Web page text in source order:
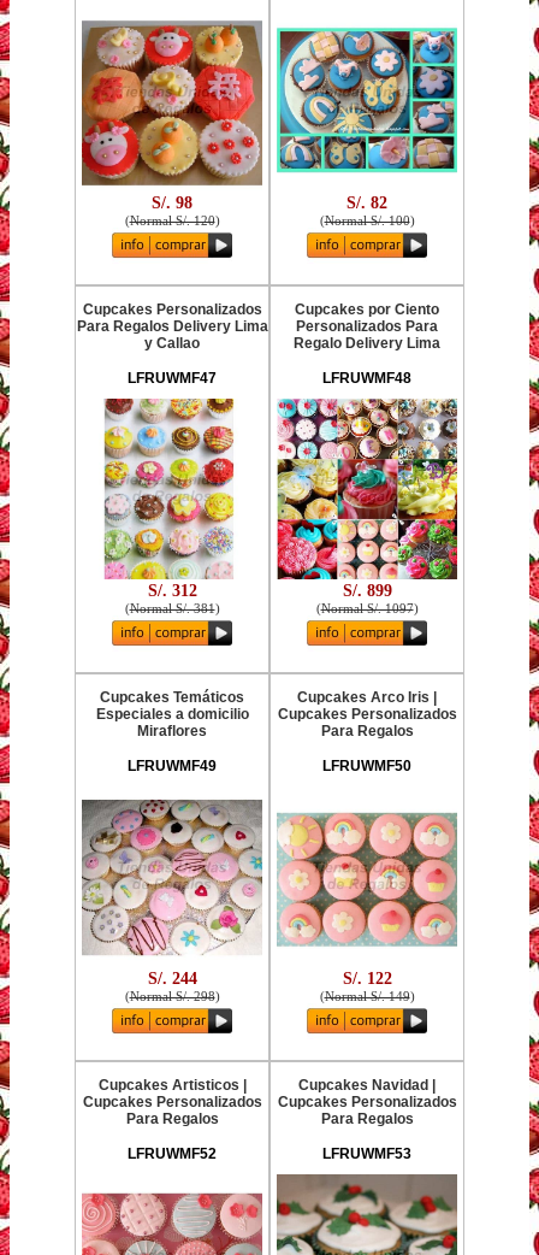
S/. 98
(Normal S/. 120)
S/. 82
(Normal S/. 100)
Cupcakes Personalizados
Para Regalos Delivery Lima
y Callao
LFRUWMF47
S/. 312
(Normal S/. 381)
Cupcakes por Ciento
Personalizados Para
Regalo Delivery Lima
LFRUWMF48
S/. 899
(Normal S/. 1097)
Cupcakes Temáticos
Especiales a domicilio
Miraflores
LFRUWMF49
S/. 244
(Normal S/. 298)
Cupcakes Arco Iris |
Cupcakes Personalizados
Para Regalos
LFRUWMF50
S/. 122
(Normal S/. 149)
Cupcakes Artisticos |
Cupcakes Personalizados
Para Regalos
LFRUWMF52
Cupcakes Navidad |
Cupcakes Personalizados
Para Regalos
LFRUWMF53